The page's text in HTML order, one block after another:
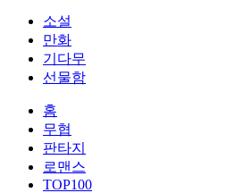
소설
만화
기다무
선물함
홈
무협
판타지
로맨스
TOP100